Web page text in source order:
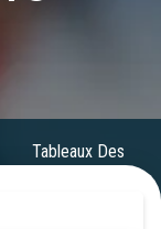
Tableaux Des